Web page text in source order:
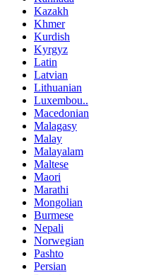
Kazakh
Khmer
Kurdish
Kyrgyz
Latin
Latvian
Lithuanian
Luxembou..
Macedonian
Malagasy
Malay
Malayalam
Maltese
Maori
Marathi
Mongolian
Burmese
Nepali
Norwegian
Pashto
Persian